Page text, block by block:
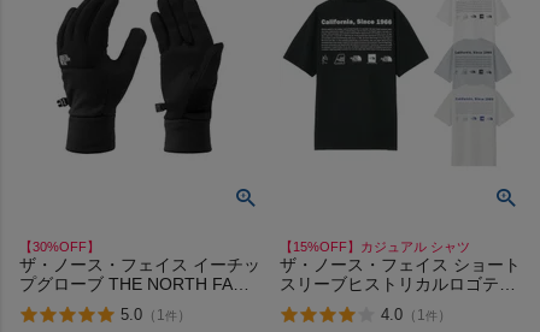
【30%OFF】
ザ・ノース・フェイス イーチッ
プグローブ THE NORTH FACE
Etip Glove アウトレット セール
5.0 （ 1件 ）
【15%OFF】カジュアル シャツ
ザ・ノース・フェイス ショート
スリーブヒストリカルロゴティ
ー THE NORTH FACE
4.0 （ 1件 ）